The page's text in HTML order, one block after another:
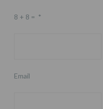
8 + 8 = *
Email